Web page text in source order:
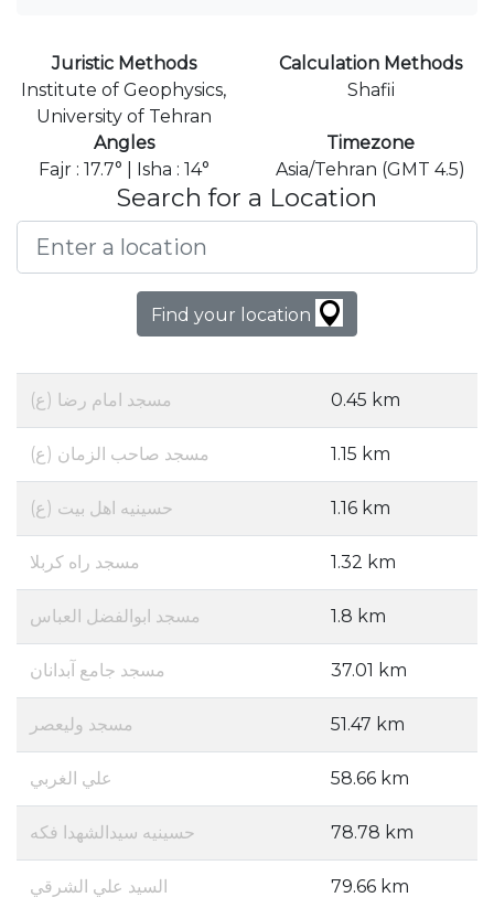
Juristic Methods
Institute of Geophysics,
University of Tehran
Calculation Methods
Shafii
Angles
Fajr : 17.7° | Isha : 14°
Timezone
Asia/Tehran (GMT 4.5)
Search for a Location
Find your location
مسجد امام رضا (ع) 0.45 km
مسجد صاحب الزمان (ع) 1.15 km
حسینیه اهل بیت (ع) 1.16 km
مسجد راه کربلا 1.32 km
مسجد ابوالفضل العباس 1.8 km
مسجد جامع آبدانان 37.01 km
مسجد ولیعصر 51.47 km
علي الغربي 58.66 km
حسینیه سیدالشهدا فکه 78.78 km
السيد علي الشرقي 79.66 km